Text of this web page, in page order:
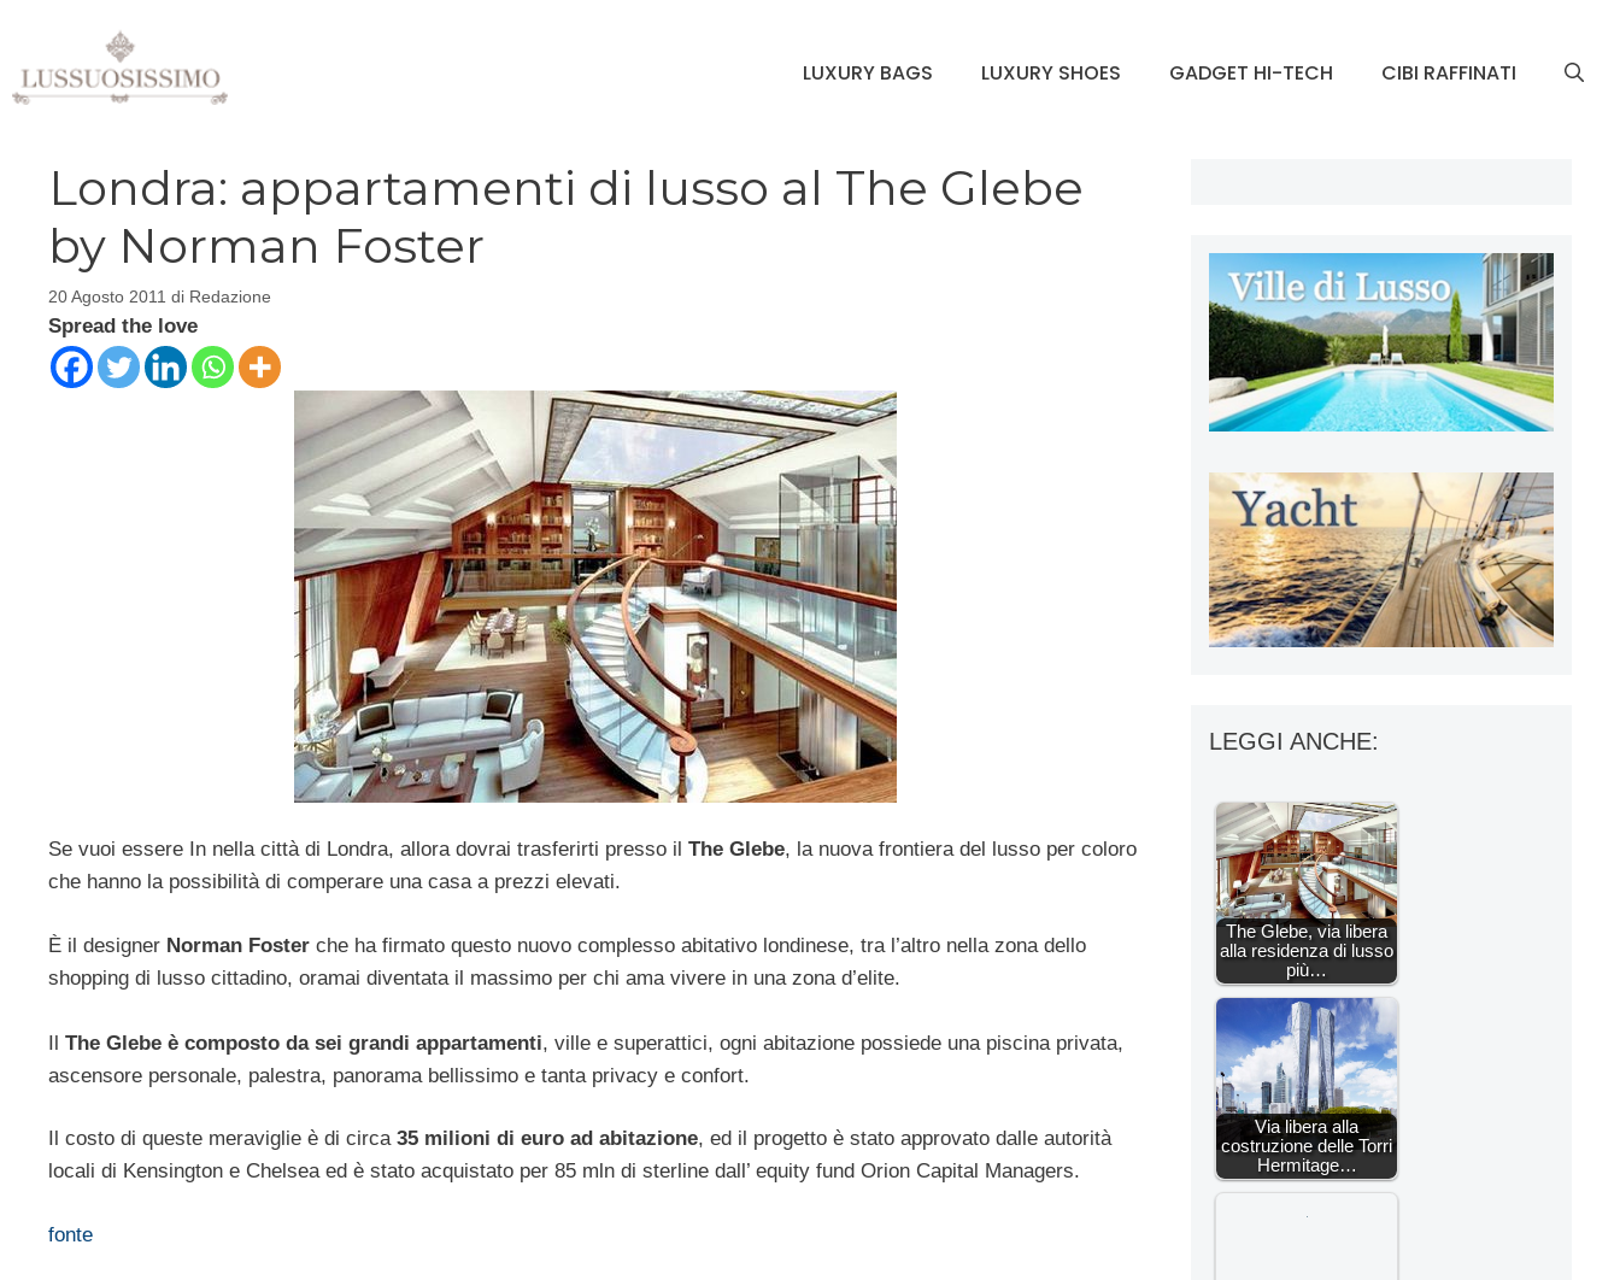
contenuto
LUXURY BAGS LUXURY SHOES GADGET HI-TECH CIBI RAFFINATI
Londra: appartamenti di lusso al The Glebe
by Norman Foster
20 Agosto 2011 di Redazione
Spread the love
Se vuoi essere In nella città di Londra, allora dovrai trasferirti presso il The Glebe, la nuova frontiera del lusso per coloro
che hanno la possibilità di comperare una casa a prezzi elevati.
È il designer Norman Foster che ha firmato questo nuovo complesso abitativo londinese, tra l’altro nella zona dello
shopping di lusso cittadino, oramai diventata il massimo per chi ama vivere in una zona d’elite.
Il The Glebe è composto da sei grandi appartamenti, ville e superattici, ogni abitazione possiede una piscina privata,
ascensore personale, palestra, panorama bellissimo e tanta privacy e confort.
Il costo di queste meraviglie è di circa 35 milioni di euro ad abitazione, ed il progetto è stato approvato dalle autorità
locali di Kensington e Chelsea ed è stato acquistato per 85 mln di sterline dall’ equity fund Orion Capital Managers.
fonte
LEGGI ANCHE:
The Glebe, via libera
alla residenza di lusso
più…
Via libera alla
costruzione delle Torri
Hermitage…